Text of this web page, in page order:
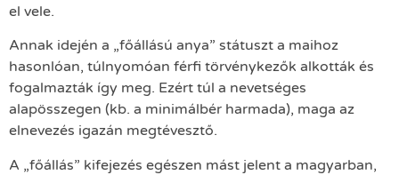
el vele.
Annak idején a „főállású anya” státuszt a maihoz
hasonlóan, túlnyomóan férfi törvénykezők alkották és
fogalmazták így meg. Ezért túl a nevetséges
alapösszegen (kb. a minimálbér harmada), maga az
elnevezés igazán megtévesztő.
A „főállás” kifejezés egészen mást jelent a magyarban,